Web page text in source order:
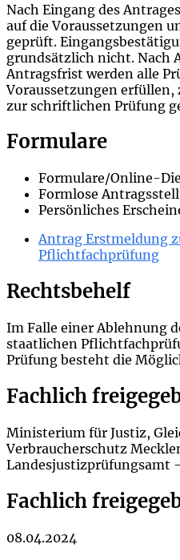
Nach Eingang des
auf die Voraussetzungen
geprüft.
grundsätzlich nicht. Nach
Antragsfrist werden alle
Voraussetzungen erfüllen,
zur schriftlichen Prüfung
Formulare
Formulare/Online-
Formlose
Persönliches
Antrag Erstmeldung
Pflichtfachprüfung
Rechtsbehelf
Im Falle einer Ablehnung
staatlichen
Prüfung besteht die
Fachlich
Ministerium für Justiz,
Verbraucherschutz
Landesjustizprüfungsamt -
Fachlich
08.04.2024